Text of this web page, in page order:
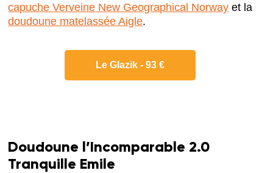
capuche Verveine New Geographical Norway et la
doudoune matelassée Aigle.
Le Glazik - 93 €
Doudoune l’Incomparable 2.0
Tranquille Emile